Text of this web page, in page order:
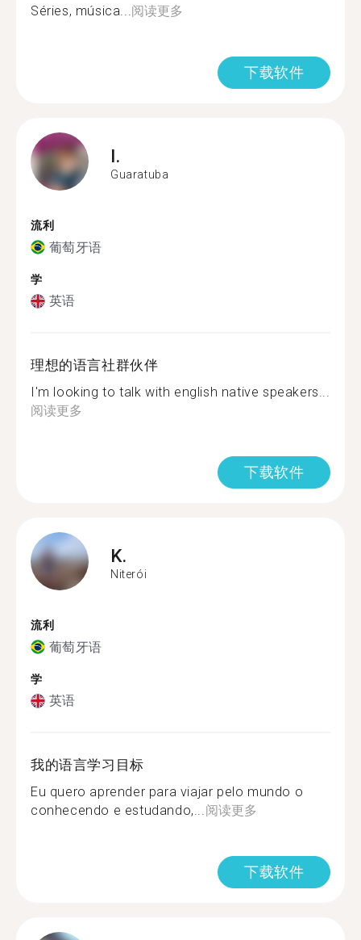
Séries, música...阅读更多
下载软件
I.
Guaratuba
流利
葡萄牙语
学
英语
理想的语言社群伙伴
I'm looking to talk with english native speakers...
阅读更多
下载软件
K.
Niterói
流利
葡萄牙语
学
英语
我的语言学习目标
Eu quero aprender para viajar pelo mundo o
conhecendo e estudando,...阅读更多
下载软件